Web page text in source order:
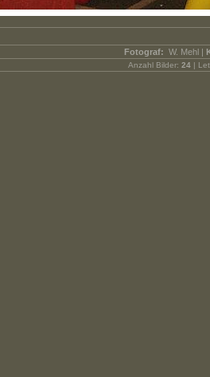
Fotograf: W. Mehl |
Anzahl Bilder: 24|